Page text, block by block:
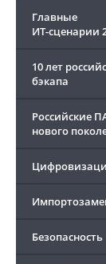
Главные
ИТ-сценарии
10 лет
бэкапа
Российские
нового
Безопасность